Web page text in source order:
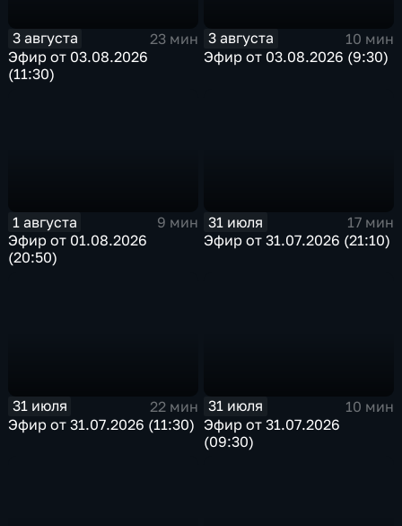
3 августа
23 мин
Эфир от 03.08.2026
(11:30)
3 августа
10 мин
Эфир от 03.08.2026 (9:30)
1 августа
9 мин
Эфир от 01.08.2026
(20:50)
31 июля
17 мин
Эфир от 31.07.2026 (21:10)
31 июля
22 мин
Эфир от 31.07.2026 (11:30)
31 июля
10 мин
Эфир от 31.07.2026
(09:30)